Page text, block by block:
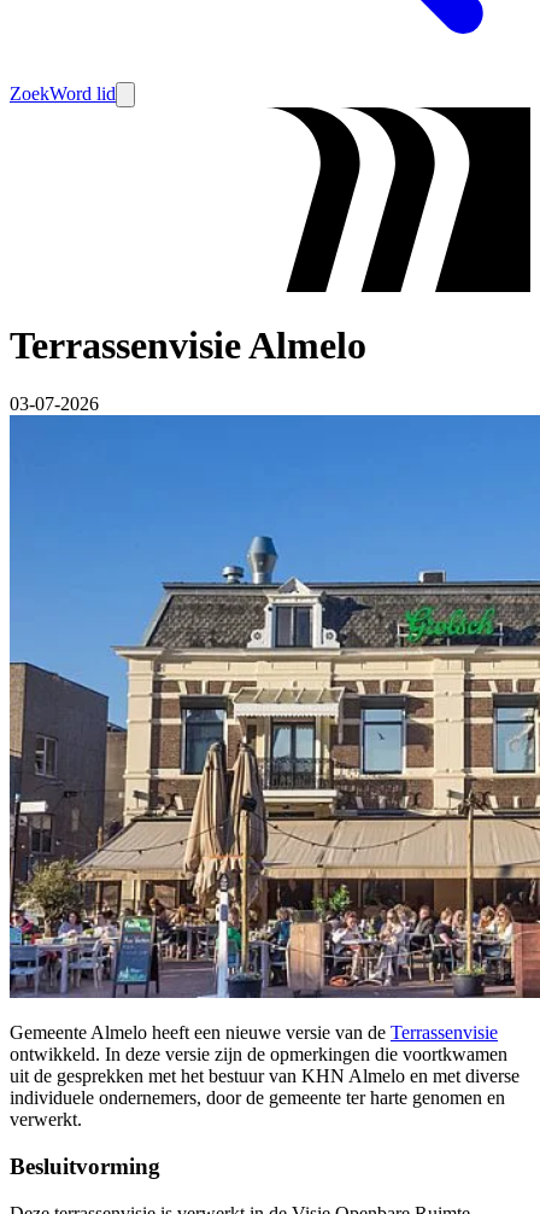
ZoekWord lid
Terrassenvisie Almelo
03-07-2026
Gemeente Almelo heeft een nieuwe versie van de Terrassenvisie
ontwikkeld. In deze versie zijn de opmerkingen die voortkwamen
uit de gesprekken met het bestuur van KHN Almelo en met diverse
individuele ondernemers, door de gemeente ter harte genomen en
verwerkt.
Besluitvorming